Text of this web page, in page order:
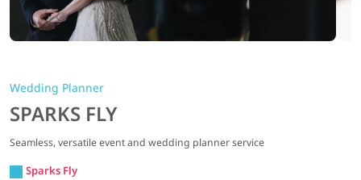
Wedding Planner
SPARKS FLY
Seamless, versatile event and wedding planner service
Sparks Fly